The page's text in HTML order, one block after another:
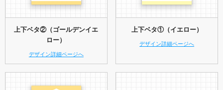
上下ベタ②（ゴールデンイエ
ロー）
デザイン詳細ページへ
上下ベタ①（イエロー）
デザイン詳細ページへ